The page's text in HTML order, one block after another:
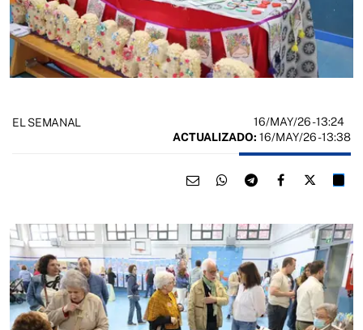
EL SEMANAL 16/MAY/26- 13:24
ACTUALIZADO: 16/MAY/26 - 13:38